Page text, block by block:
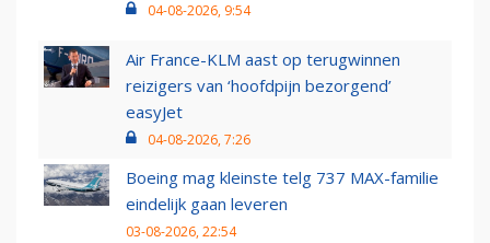
04-08-2026, 9:54
Air France-KLM aast op terugwinnen
reizigers van ‘hoofdpijn bezorgend’
easyJet
04-08-2026, 7:26
Boeing mag kleinste telg 737 MAX-familie
eindelijk gaan leveren
03-08-2026, 22:54